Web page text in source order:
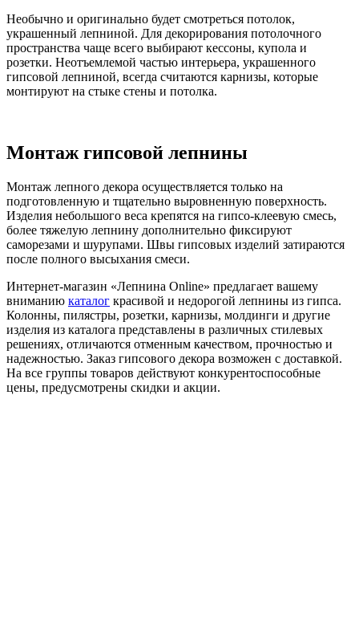
Необычно и оригинально будет смотреться потолок,
украшенный лепниной. Для декорирования потолочного
пространства чаще всего выбирают кессоны, купола и
розетки. Неотъемлемой частью интерьера, украшенного
гипсовой лепниной, всегда считаются карнизы, которые
монтируют на стыке стены и потолка.
Монтаж гипсовой лепнины
Монтаж лепного декора осуществляется только на
подготовленную и тщательно выровненную поверхность.
Изделия небольшого веса крепятся на гипсо-клеевую смесь,
более тяжелую лепнину дополнительно фиксируют
саморезами и шурупами. Швы гипсовых изделий затираются
после полного высыхания смеси.
Интернет-магазин «Лепнина Online» предлагает вашему
вниманию каталог красивой и недорогой лепнины из гипса.
Колонны, пилястры, розетки, карнизы, молдинги и другие
изделия из каталога представлены в различных стилевых
решениях, отличаются отменным качеством, прочностью и
надежностью. Заказ гипсового декора возможен с доставкой.
На все группы товаров действуют конкурентоспособные
цены, предусмотрены скидки и акции.